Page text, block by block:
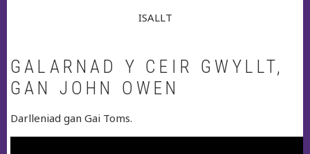
ISALLT
GALARNAD Y CEIR GWYLLT,
GAN JOHN OWEN
Darlleniad gan Gai Toms.